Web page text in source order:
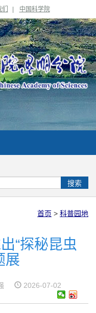
中国科学院
搜索
首页 > 科普园地
“探秘昆虫
展
2026-07-02